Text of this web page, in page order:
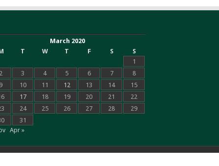
March 2020
T W T F S
S
1
2
3 4 5 6 7
8
9
10 11 12 13 14
15
17 18 19 20 21
22
24 25 26 27 28
29
31
Apr »